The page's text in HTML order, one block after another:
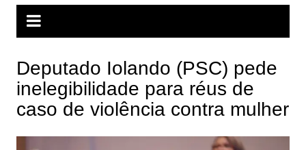
Deputado Iolando (PSC) pede
inelegibilidade para réus de
caso de violência contra mulher